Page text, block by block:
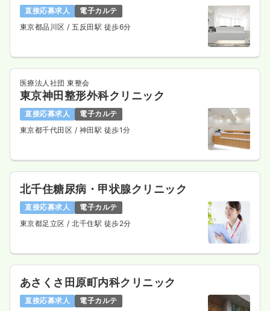
給与 37.4万円〜/月 賞与3.5ヶ月
※経験5年の例
時間 8:30～17:30
年間休日123日
4週8休以上
ブランク可
月給37万円以上可
詳細を見る
外来正・准看護師
日勤のみ（常勤） 一時募集休止
日祝休み
年間休日123日 担当業務未経験可
第二新卒可
月給28万円以上可
直接応募求人
電子カルテ
東京都品川区 / 五反田駅 徒歩6分
医療法人社団 東整会
東京神田整形外科クリニック
直接応募求人
電子カルテ
東京都千代田区 / 神田駅 徒歩1分
北千住糖尿病・甲状腺クリニック
直接応募求人
電子カルテ
東京都足立区 / 北千住駅 徒歩2分
あさくさ田原町内科クリニック
直接応募求人
電子カルテ